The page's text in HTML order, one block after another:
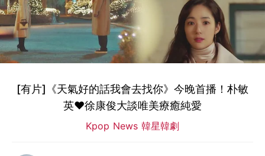
[有片]《天氣好的話我會去找你》今晚首播！朴敏
英♥徐康俊大談唯美療癒純愛
Kpop News 韓星韓劇